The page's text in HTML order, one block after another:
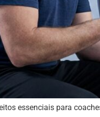
essenciais para